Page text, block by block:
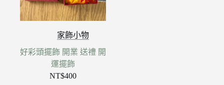
家飾小物
好彩頭擺飾 開業 送禮 開
運擺飾
NT$400